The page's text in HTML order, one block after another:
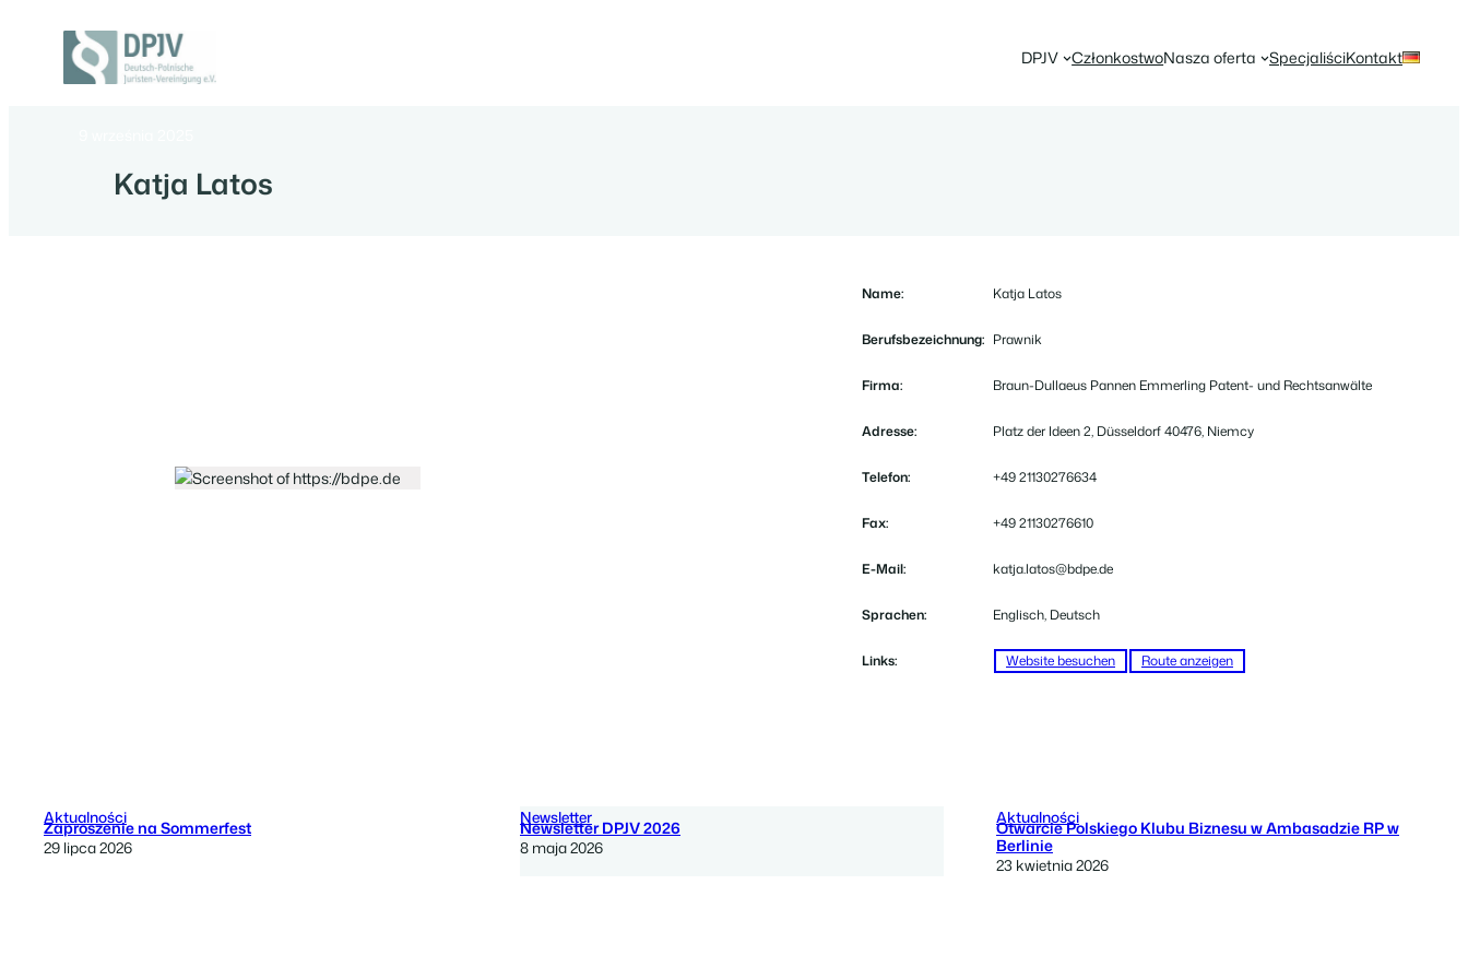
Deutsch-
Polnische
DPJV CzłonkostwoNasza oferta SpecjaliściKontakt
Katja Latos
Name: Katja Latos
Berufsbezeichnung: Prawnik
Firma: Braun-Dullaeus Pannen Emmerling Patent- und Rechtsanwälte
Adresse: Platz der Ideen 2, Düsseldorf 40476, Niemcy
Telefon: +49 21130276634
Fax: +49 21130276610
E-Mail: katja.latos@bdpe.de
Sprachen: Englisch, Deutsch
Links: Website besuchen Route anzeigen
Aktualności
Zaproszenie na Sommerfest
29 lipca 2026
Newsletter
Newsletter DPJV 2026
8 maja 2026
Aktualności
Otwarcie Polskiego Klubu Biznesu w Ambasadzie RP w
Berlinie
23 kwietnia 2026